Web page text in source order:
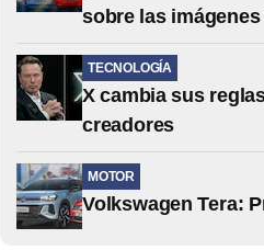
sobre las
TECNOLOGÍA
X cambia sus
creadores
MOTOR
Volkswagen Tera: